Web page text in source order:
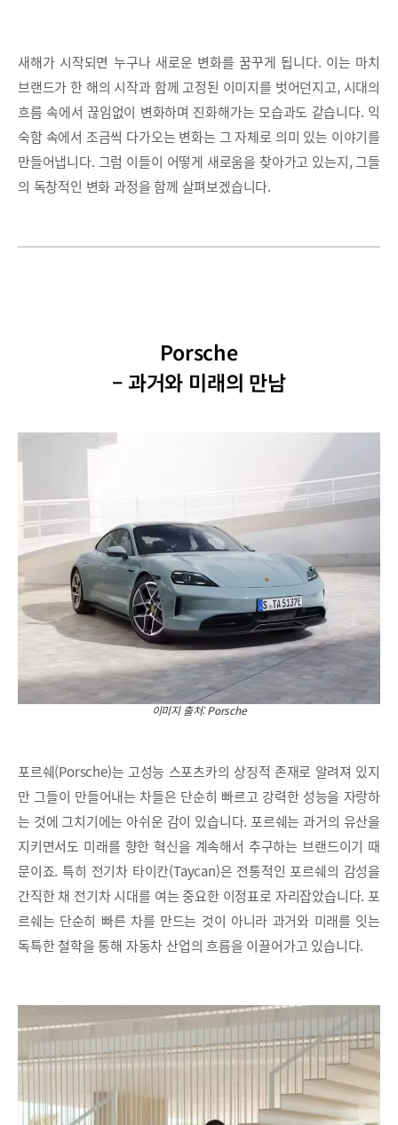
새해가 시작되면 누구나 새로운 변화를 꿈꾸게 됩니다. 이는 마치
브랜드가 한 해의 시작과 함께 고정된 이미지를 벗어던지고, 시대의
흐름 속에서 끊임없이 변화하며 진화해가는 모습과도 같습니다. 익
숙함 속에서 조금씩 다가오는 변화는 그 자체로 의미 있는 이야기를
만들어냅니다. 그럼 이들이 어떻게 새로움을 찾아가고 있는지, 그들
의 독창적인 변화 과정을 함께 살펴보겠습니다.
Porsche
– 과거와 미래의 만남
이미지 출처: Porsche
포르쉐(Porsche)는 고성능 스포츠카의 상징적 존재로 알려져 있지
만 그들이 만들어내는 차들은 단순히 빠르고 강력한 성능을 자랑하
는 것에 그치기에는 아쉬운 감이 있습니다. 포르쉐는 과거의 유산을
지키면서도 미래를 향한 혁신을 계속해서 추구하는 브랜드이기 때
문이죠. 특히 전기차 타이칸(Taycan)은 전통적인 포르쉐의 감성을
간직한 채 전기차 시대를 여는 중요한 이정표로 자리잡았습니다. 포
르쉐는 단순히 빠른 차를 만드는 것이 아니라 과거와 미래를 잇는
독특한 철학을 통해 자동차 산업의 흐름을 이끌어가고 있습니다.